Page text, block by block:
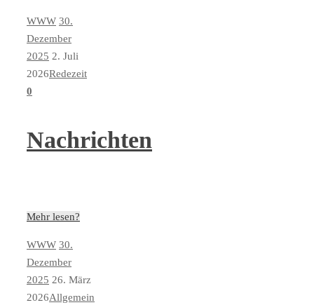
WWW 30.
Dezember
2025 2. Juli
2026Redezeit
0
Nachrichten
Mehr lesen?
WWW 30.
Dezember
2025 26. März
2026Allgemein